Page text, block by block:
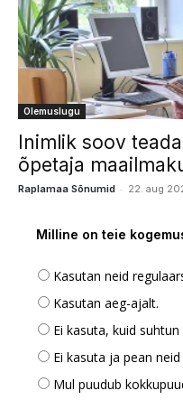
Olemuslugu
Inimlik soov
õpetaja
Raplamaa Sõnumid - 22. aug
Milline on teie
Kasutan neid
Kasutan aeg-ajalt.
Ei kasuta, kuid
Ei kasuta ja pean
Mul puudub